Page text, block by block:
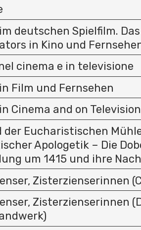
deutschen Spielfilm. Das
in Kino und
cinema e in televisione
Film und Fernsehen
Cinema and on Television
der Eucharistischen
Apologetik – Die
um 1415 und ihre
Zisterzienserinnen
Zisterzienserinnen